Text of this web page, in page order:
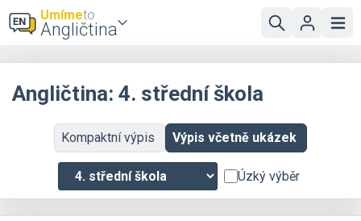
Umímeto
Angličtina
Angličtina: 4. střední škola
Kompaktní výpis Výpis včetně ukázek
Úzký výběr